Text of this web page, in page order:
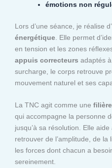
émotions non
Lors d’une séance, je réalise
énergétique . Elle permet
en tension et les zones
appuis correcteurs adaptés
surcharge, le corps retrouve
mouvement naturel et ses
La TNC agit comme une
qui accompagne la personne
jusqu’à sa résolution. Elle
retrouver de l’amplitude, de
les forces dont chacun a
sereinement.